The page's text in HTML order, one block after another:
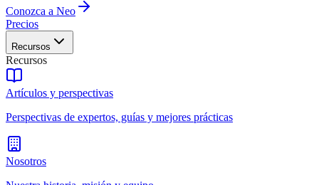
Conozca a Neo
Precios
Recursos
Recursos
Artículos y perspectivas
Perspectivas de expertos, guías y mejores prácticas
Nosotros